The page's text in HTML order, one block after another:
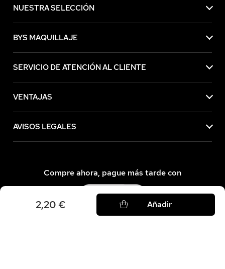
2,20 € Añadir
NUESTRA SELECCIÓN
BYS MAQUILLAJE
SERVICIO DE ATENCIÓN AL CLIENTE
VENTAJAS
AVISOS LEGALES
Compre ahora, pague más tarde con